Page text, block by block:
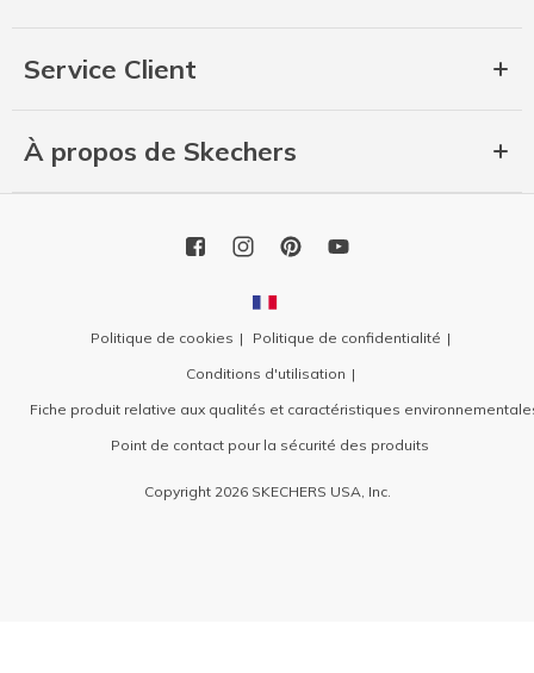
Service Client
À propos de Skechers
Politique de cookies
Politique de confidentialité
Conditions d'utilisation
Fiche produit relative aux qualités et caractéristiques
Point de contact pour la sécurité des produits
Copyright 2026 SKECHERS USA, Inc.